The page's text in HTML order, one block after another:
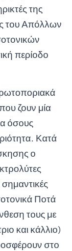
της
του Απόλλων
περίοδο
ζουν μία
όσους
Κατά
ο
Ποτά
τους με
και κάλλιο)
στο